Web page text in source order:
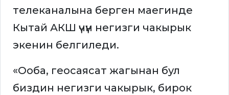
телеканалына берген маегинде
Кытай АКШ үчүн негизги чакырык
экенин белгиледи.
«Ооба, геосаясат жагынан бул
биздин негизги чакырык, бирок